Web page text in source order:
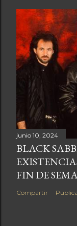
junio 10, 2024
BLACK
FIN DE
Compartir